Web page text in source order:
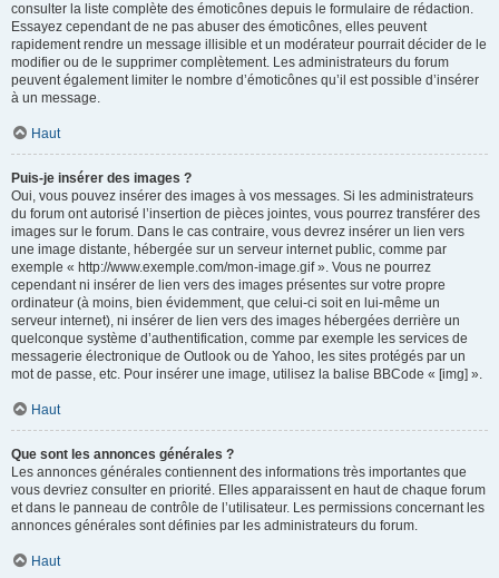
consulter la liste complète des émoticônes depuis le formulaire de rédaction.
Essayez cependant de ne pas abuser des émoticônes, elles peuvent
rapidement rendre un message illisible et un modérateur pourrait décider de le
modifier ou de le supprimer complètement. Les administrateurs du forum
peuvent également limiter le nombre d’émoticônes qu’il est possible d’insérer
à un message.
Haut
Puis-je insérer des images ?
Oui, vous pouvez insérer des images à vos messages. Si les administrateurs
du forum ont autorisé l’insertion de pièces jointes, vous pourrez transférer des
images sur le forum. Dans le cas contraire, vous devrez insérer un lien vers
une image distante, hébergée sur un serveur internet public, comme par
exemple « http://www.exemple.com/mon-image.gif ». Vous ne pourrez
cependant ni insérer de lien vers des images présentes sur votre propre
ordinateur (à moins, bien évidemment, que celui-ci soit en lui-même un
serveur internet), ni insérer de lien vers des images hébergées derrière un
quelconque système d’authentification, comme par exemple les services de
messagerie électronique de Outlook ou de Yahoo, les sites protégés par un
mot de passe, etc. Pour insérer une image, utilisez la balise BBCode « [img] ».
Haut
Que sont les annonces générales ?
Les annonces générales contiennent des informations très importantes que
vous devriez consulter en priorité. Elles apparaissent en haut de chaque forum
et dans le panneau de contrôle de l’utilisateur. Les permissions concernant les
annonces générales sont définies par les administrateurs du forum.
Haut